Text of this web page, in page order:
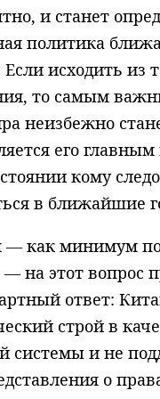
и станет
политика
исходить из
то самым
неизбежно
его
кому
в ближайшие
— как минимум
— на этот вопрос
ответ:
строй в
системы и не
о